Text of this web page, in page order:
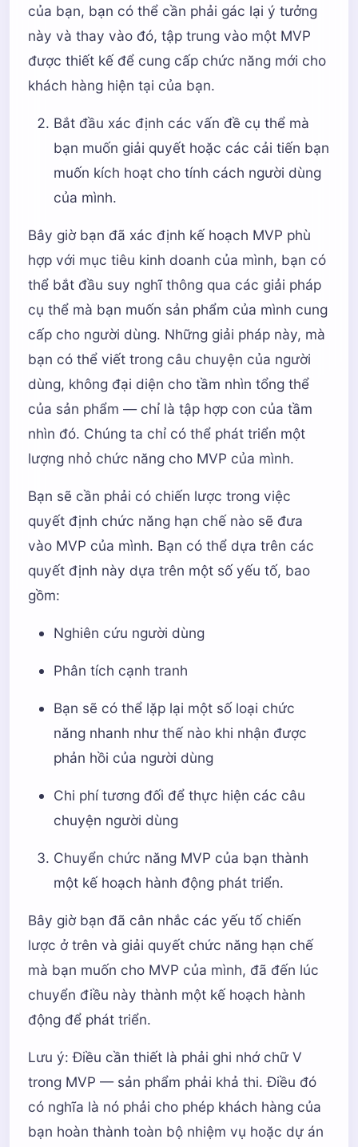
của bạn, bạn có thể cần phải gác lại ý tưởng
này và thay vào đó, tập trung vào một MVP
được thiết kế để cung cấp chức năng mới cho
khách hàng hiện tại của bạn.
Bắt đầu xác định các vấn đề cụ thể mà
bạn muốn giải quyết hoặc các cải tiến bạn
muốn kích hoạt cho tính cách người dùng
của mình.
Bây giờ bạn đã xác định kế hoạch MVP phù
hợp với mục tiêu kinh doanh của mình, bạn có
thể bắt đầu suy nghĩ thông qua các giải pháp
cụ thể mà bạn muốn sản phẩm của mình cung
cấp cho người dùng. Những giải pháp này, mà
bạn có thể viết trong câu chuyện của người
dùng, không đại diện cho tầm nhìn tổng thể
của sản phẩm — chỉ là tập hợp con của tầm
nhìn đó. Chúng ta chỉ có thể phát triển một
lượng nhỏ chức năng cho MVP của mình.
Bạn sẽ cần phải có chiến lược trong việc
quyết định chức năng hạn chế nào sẽ đưa
vào MVP của mình. Bạn có thể dựa trên các
quyết định này dựa trên một số yếu tố, bao
gồm:
Nghiên cứu người dùng
Phân tích cạnh tranh
Bạn sẽ có thể lặp lại một số loại chức
năng nhanh như thế nào khi nhận được
phản hồi của người dùng
Chi phí tương đối để thực hiện các câu
chuyện người dùng
Chuyển chức năng MVP của bạn thành
một kế hoạch hành động phát triển.
Bây giờ bạn đã cân nhắc các yếu tố chiến
lược ở trên và giải quyết chức năng hạn chế
mà bạn muốn cho MVP của mình, đã đến lúc
chuyển điều này thành một kế hoạch hành
động để phát triển.
Lưu ý: Điều cần thiết là phải ghi nhớ chữ V
trong MVP — sản phẩm phải khả thi. Điều đó
có nghĩa là nó phải cho phép khách hàng của
bạn hoàn thành toàn bộ nhiệm vụ hoặc dự án